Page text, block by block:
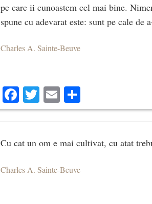
pe care ii cunoastem cel mai bine.
spune cu adevarat este: sunt pe cale de
Charles A. Sainte-Beuve
Facebook
Twitter
Email
Cu cat un om e mai cultivat, cu atat
Charles A. Sainte-Beuve